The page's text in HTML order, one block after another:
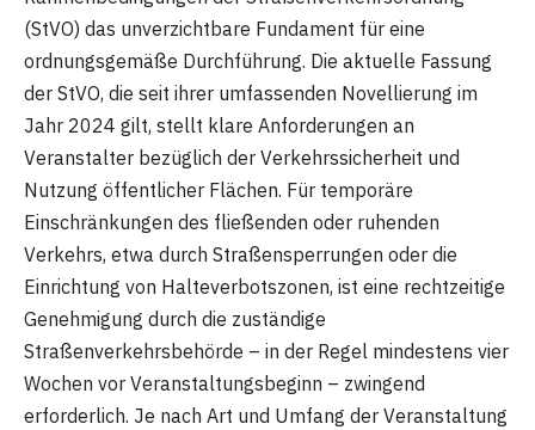
(StVO) das unverzichtbare Fundament für eine
ordnungsgemäße Durchführung. Die aktuelle Fassung
der StVO, die seit ihrer umfassenden Novellierung im
Jahr 2024 gilt, stellt klare Anforderungen an
Veranstalter bezüglich der Verkehrssicherheit und
Nutzung öffentlicher Flächen. Für temporäre
Einschränkungen des fließenden oder ruhenden
Verkehrs, etwa durch Straßensperrungen oder die
Einrichtung von Halteverbotszonen, ist eine rechtzeitige
Genehmigung durch die zuständige
Straßenverkehrsbehörde – in der Regel mindestens vier
Wochen vor Veranstaltungsbeginn – zwingend
erforderlich. Je nach Art und Umfang der Veranstaltung